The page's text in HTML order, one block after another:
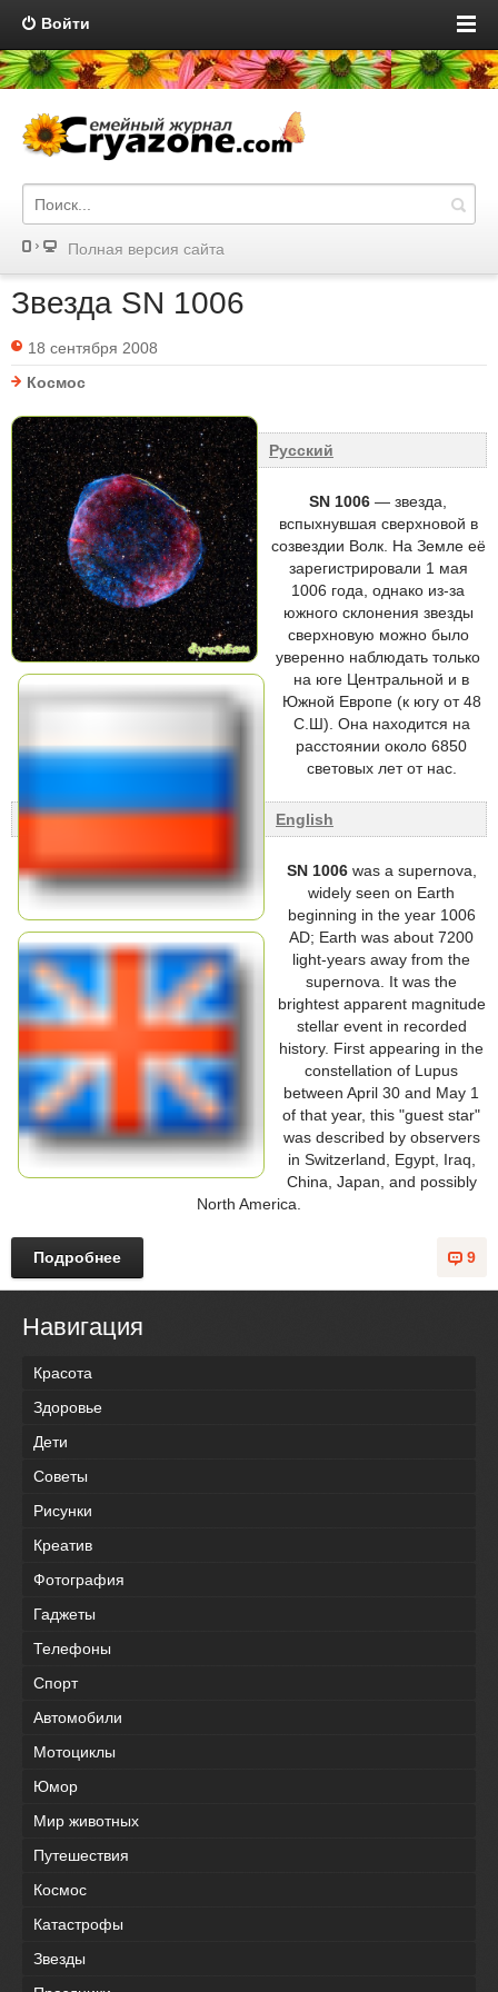
Войти
Полная версия сайта
Звезда SN 1006
18 сентября 2008
Космос
Русский
SN 1006 — звезда,
вспыхнувшая сверхновой в
созвездии Волк. На Земле её
зарегистрировали 1 мая
1006 года, однако из-за
южного склонения звезды
сверхновую можно было
уверенно наблюдать только
на юге Центральной и в
Южной Европе (к югу от 48
С.Ш). Она находится на
расстоянии около 6850
световых лет от нас.
English
SN 1006was a supernova,
widely seen on Earth
beginning in the year 1006
AD; Earth was about 7200
light-years away from the
supernova. It was the
brightest apparent magnitude
stellar event in recorded
history. First appearing in the
constellation of Lupus
between April 30 and May 1
of that year, this "guest star"
was described by observers
in Switzerland, Egypt, Iraq,
China, Japan, and possibly
North America.
9
Подробнее
Навигация
Красота
Здоровье
Дети
Советы
Рисунки
Креатив
Фотография
Гаджеты
Телефоны
Спорт
Автомобили
Мотоциклы
Юмор
Мир животных
Путешествия
Космос
Катастрофы
Звезды